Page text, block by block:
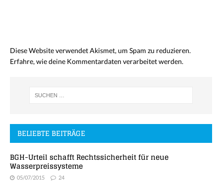
Diese Website verwendet Akismet, um Spam zu reduzieren.
Erfahre, wie deine Kommentardaten verarbeitet werden.
BELIEBTE BEITRÄGE
BGH-Urteil schafft Rechtssicherheit für neue
Wasserpreissysteme
05/07/2015 24